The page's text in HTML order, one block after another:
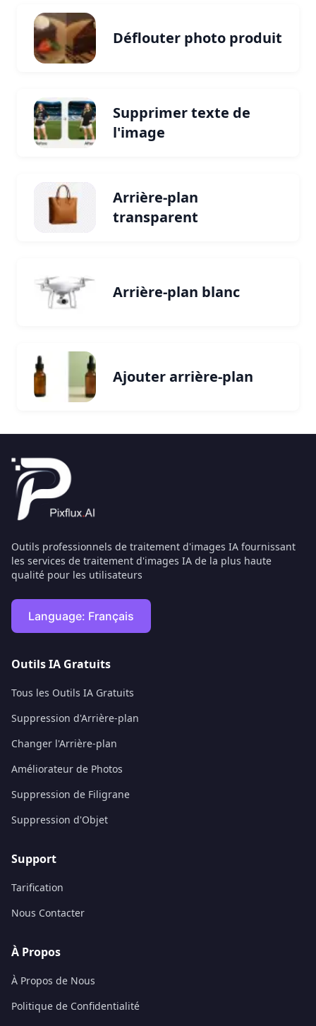
Déflouter photo produit
Supprimer texte de
l'image
Arrière-plan
transparent
Arrière-plan blanc
Ajouter arrière-plan
Outils professionnels de traitement d'images IA fournissant
les services de traitement d'images IA de la plus haute
qualité pour les utilisateurs
Language: Français
Outils IA Gratuits
Tous les Outils IA Gratuits
Suppression d'Arrière-plan
Changer l'Arrière-plan
Améliorateur de Photos
Suppression de Filigrane
Suppression d'Objet
Support
Tarification
Nous Contacter
À Propos
À Propos de Nous
Politique de Confidentialité